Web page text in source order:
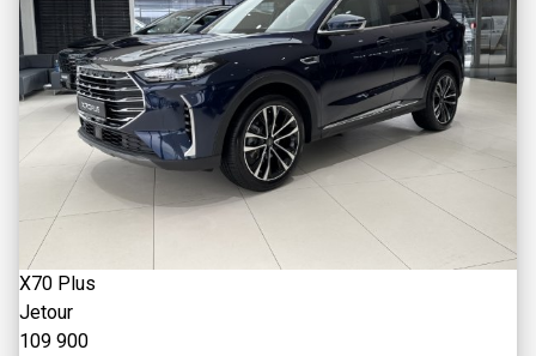
X70 Plus
Jetour
109 900